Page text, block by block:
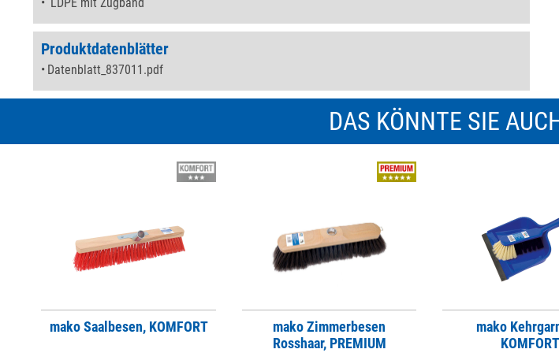
Produktdatenblätter
Datenblatt_837011.pdf
DAS KÖNNTE SIE
mako Saalbesen, KOMFORT
mako Zimmerbesen
Rosshaar, PREMIUM
mako
KOMFORT